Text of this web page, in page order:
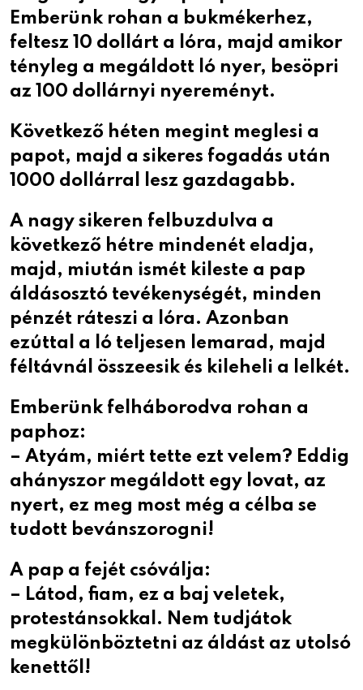
Emberünk rohan a bukmékerhez,
feltesz 10 dollárt a lóra, majd amikor
tényleg a megáldott ló nyer, besöpri
az 100 dollárnyi nyereményt.
Következő héten megint meglesi a
papot, majd a sikeres fogadás után
1000 dollárral lesz gazdagabb.
A nagy sikeren felbuzdulva a
következő hétre mindenét eladja,
majd, miután ismét kileste a pap
áldásosztó tevékenységét, minden
pénzét ráteszi a lóra. Azonban
ezúttal a ló teljesen lemarad, majd
féltávnál összeesik és kileheli a lelkét.
Emberünk felháborodva rohan a
paphoz:
– Atyám, miért tette ezt velem? Eddig
ahányszor megáldott egy lovat, az
nyert, ez meg most még a célba se
tudott bevánszorogni!
A pap a fejét csóválja:
– Látod, fiam, ez a baj veletek,
protestánsokkal. Nem tudjátok
megkülönböztetni az áldást az utolsó
kenettől!